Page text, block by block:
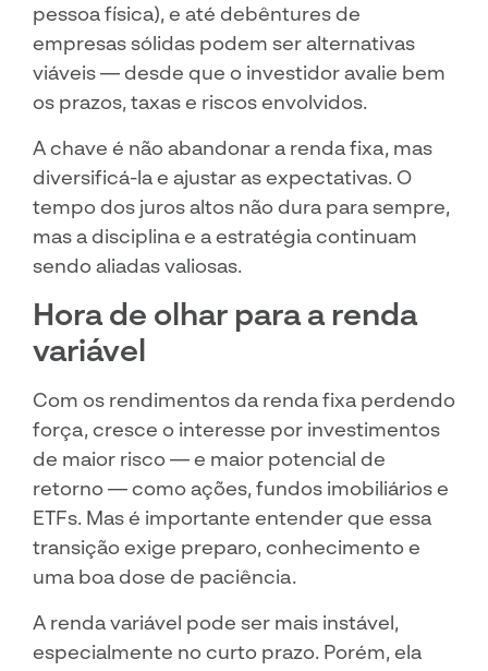
pessoa física), e até debêntures de
empresas sólidas podem ser alternativas
viáveis — desde que o investidor avalie bem
os prazos, taxas e riscos envolvidos.
A chave é não abandonar a renda fixa, mas
diversificá-la e ajustar as expectativas. O
tempo dos juros altos não dura para sempre,
mas a disciplina e a estratégia continuam
sendo aliadas valiosas.
Hora de olhar para a renda
variável
Com os rendimentos da renda fixa perdendo
força, cresce o interesse por investimentos
de maior risco — e maior potencial de
retorno — como ações, fundos imobiliários e
ETFs. Mas é importante entender que essa
transição exige preparo, conhecimento e
uma boa dose de paciência.
A renda variável pode ser mais instável,
especialmente no curto prazo. Porém, ela